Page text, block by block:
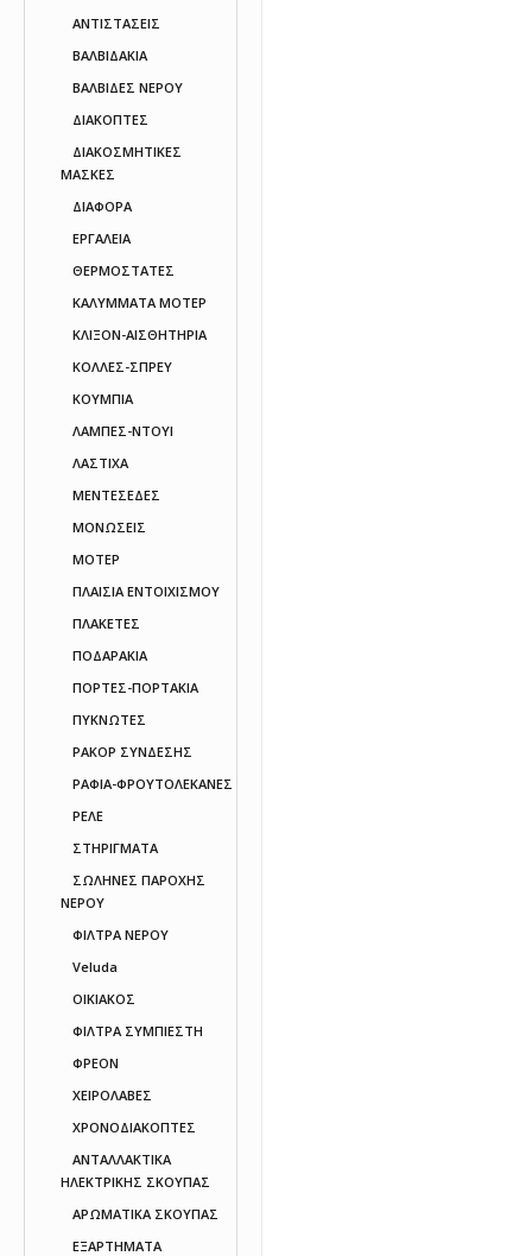
ΑΝΤΙΣΤΑΣΕΙΣ
ΒΑΛΒΙΔΑΚΙΑ
ΒΑΛΒΙΔΕΣ ΝΕΡΟΥ
ΔΙΑΚΟΠΤΕΣ
ΔΙΑΚΟΣΜΗΤΙΚΕΣ
ΜΑΣΚΕΣ
ΔΙΑΦΟΡΑ
ΕΡΓΑΛΕΙΑ
ΘΕΡΜΟΣΤΑΤΕΣ
ΚΑΛΥΜΜΑΤΑ ΜΟΤΕΡ
ΚΛΙΞΟΝ-ΑΙΣΘΗΤΗΡΙΑ
ΚΟΛΛΕΣ-ΣΠΡΕΥ
ΚΟΥΜΠΙΑ
ΛΑΜΠΕΣ-ΝΤΟΥΙ
ΛΑΣΤΙΧΑ
ΜΕΝΤΕΣΕΔΕΣ
ΜΟΝΩΣΕΙΣ
ΜΟΤΕΡ
ΠΛΑΙΣΙΑ ΕΝΤΟΙΧΙΣΜΟΥ
ΠΛΑΚΕΤΕΣ
ΠΟΔΑΡΑΚΙΑ
ΠΟΡΤΕΣ-ΠΟΡΤΑΚΙΑ
ΠΥΚΝΩΤΕΣ
ΡΑΚΟΡ ΣΥΝΔΕΣΗΣ
ΡΑΦΙΑ-ΦΡΟΥΤΟΛΕΚΑΝΕΣ
ΡΕΛΕ
ΣΤΗΡΙΓΜΑΤΑ
ΣΩΛΗΝΕΣ ΠΑΡΟΧΗΣ
ΝΕΡΟΥ
ΦΙΛΤΡΑ ΝΕΡΟΥ
Veluda
ΟΙΚΙΑΚΟΣ
ΦΙΛΤΡΑ ΣΥΜΠΙΕΣΤΗ
ΦΡΕΟΝ
ΧΕΙΡΟΛΑΒΕΣ
ΧΡΟΝΟΔΙΑΚΟΠΤΕΣ
ΑΝΤΑΛΛΑΚΤΙΚΑ
ΗΛΕΚΤΡΙΚΗΣ ΣΚΟΥΠΑΣ
ΑΡΩΜΑΤΙΚΑ ΣΚΟΥΠΑΣ
ΕΞΑΡΤΗΜΑΤΑ